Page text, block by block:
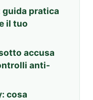
guida pratica
il tuo
accusa
anti-
cosa